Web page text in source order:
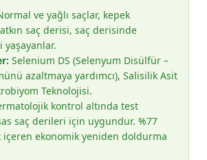
ve yağlı saçlar, kepek
saç derisi, saç derisinde
yaşayanlar.
Selenium DS (Selenyum Disülfür –
azaltmaya yardımcı), Salisilik Asit
Teknolojisi.
kontrol altında test
saç derileri için uygundur. %77
içeren ekonomik yeniden doldurma